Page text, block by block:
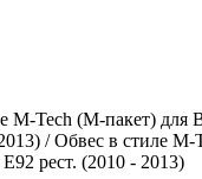
M-Tech (М-пакет) для
/ Обвес в стиле
рест. (2010 - 2013)